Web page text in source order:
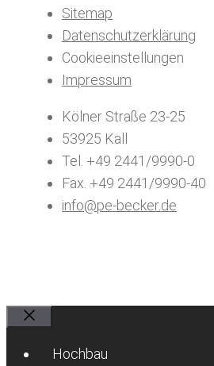
Sitemap
Datenschutzerklärung
Cookieeinstellungen
Impressum
Kölner Straße 23-25
53925 Kall
Tel. +49 2441/9990-0
Fax. +49 2441/9990-40
info@pe-becker.de
Hochbau